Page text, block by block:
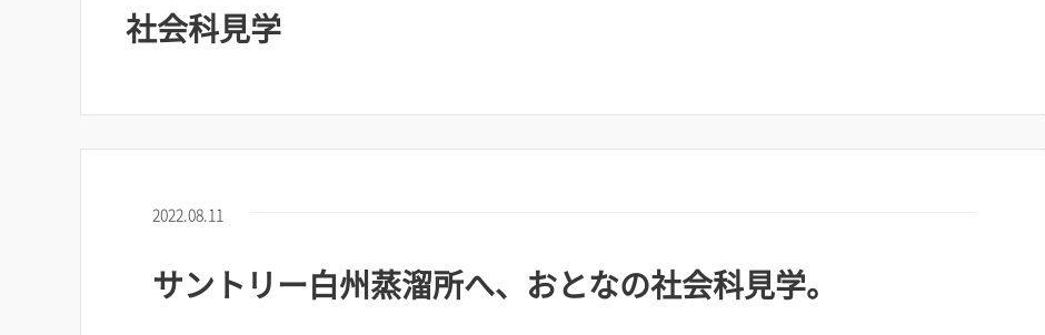
社会科見学
2022.08.11
サントリー白州蒸溜所へ、おとなの社会科見学。